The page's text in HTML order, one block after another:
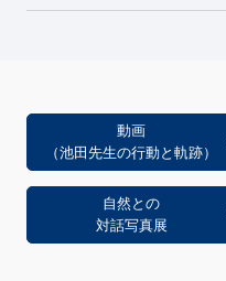
動画
（池田先生の行動と軌跡）
自然との
対話写真展